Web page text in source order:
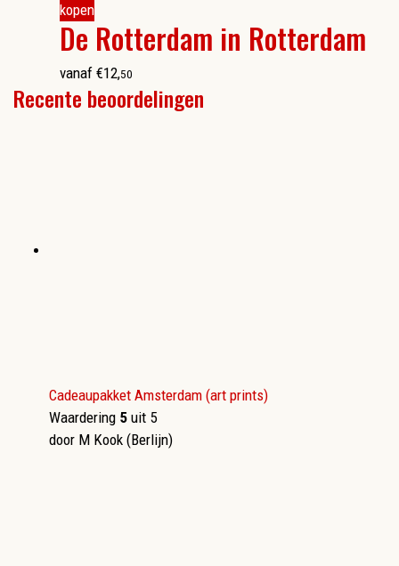
kopen
De Rotterdam in Rotterdam
vanaf €12,50
Recente beoordelingen
Cadeaupakket Amsterdam (art prints)
Waardering 5 uit 5
door M Kook (Berlijn)